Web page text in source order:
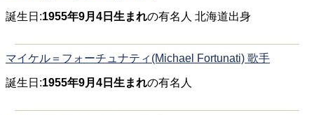
誕生日:1955年9月4日生まれの有名人 北海道出身
マイケル＝フォーチュナティ(Michael Fortunati) 歌手
誕生日:1955年9月4日生まれの有名人